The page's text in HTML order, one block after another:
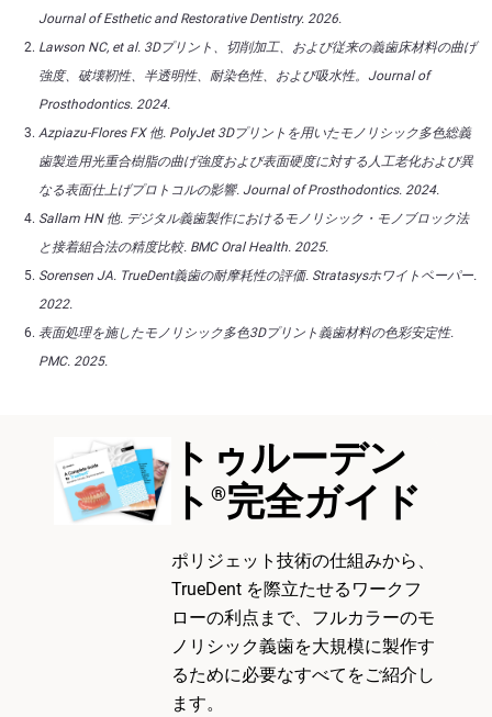
トゥルーデン
ト ®完全ガイド
ポリジェット技術の仕組みから、
TrueDent を際立たせるワークフ
ローの利点まで、フルカラーのモ
ノリシック義歯を大規模に製作す
るために必要なすべてをご紹介し
ます。
Journal of Esthetic and Restorative Dentistry. 2026.
Lawson NC, et al. 3Dプリント、切削加工、および従来の義歯床材料の曲げ
強度、破壊靭性、半透明性、耐染色性、および吸水性。Journal of
Prosthodontics. 2024.
Azpiazu-Flores FX 他. PolyJet 3Dプリントを用いたモノリシック多色総義
歯製造用光重合樹脂の曲げ強度および表面硬度に対する人工老化および異
なる表面仕上げプロトコルの影響. Journal of Prosthodontics. 2024.
Sallam HN 他. デジタル義歯製作におけるモノリシック・モノブロック法
と接着組合法の精度比較. BMC Oral Health. 2025.
Sorensen JA. TrueDent義歯の耐摩耗性の評価. Stratasysホワイトペーパー.
2022.
表面処理を施したモノリシック多色3Dプリント義歯材料の色彩安定性.
PMC. 2025.